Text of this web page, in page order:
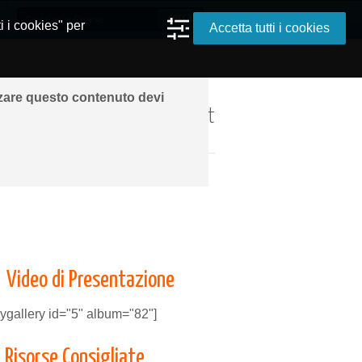
questo contenuto devi
ovunque grazie a Internet
Video di Presentazione
id="5" album="82"]
i cookies" per
Accetta tutti i cookies